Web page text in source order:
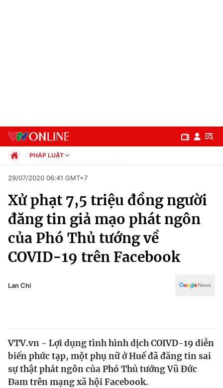
Chuyên mục
Chính trị
Xã hội
Pháp luật
Thế giới
Tin tức
Thế giới đó đây
Kinh tế
PHÁP LUẬT
Xã hội
Pháp luật
Kinh tế
Thể thao
Truyền hình
Y tế
29/07/2020 06:41 GMT+7
Xử phạt 7,5 triệu đồng người
đăng tin giả mạo phát ngôn
của Phó Thủ tướng về
COVID-19 trên Facebook
Lan Chi
VTV.vn - Lợi dụng tình hình dịch COIVD-19 diễn
biến phức tạp, một phụ nữ ở Huế đã đăng tin sai
sự thật phát ngôn của Phó Thủ tướng Vũ Đức
Đam trên mạng xã hội Facebook.